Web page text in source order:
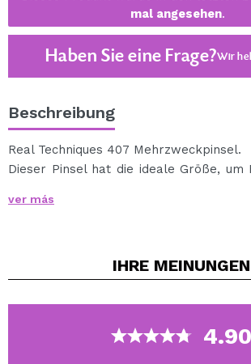
mal angesehen.
Haben Sie eine Frage?Wir
Beschreibung
Real Techniques 407 Mehrzweckpinsel.
Dieser Pinsel hat die ideale Größe, um
Mit diesem Mehrzweckpinsel können
ver más
IHRE MEINUNGEN
4.90